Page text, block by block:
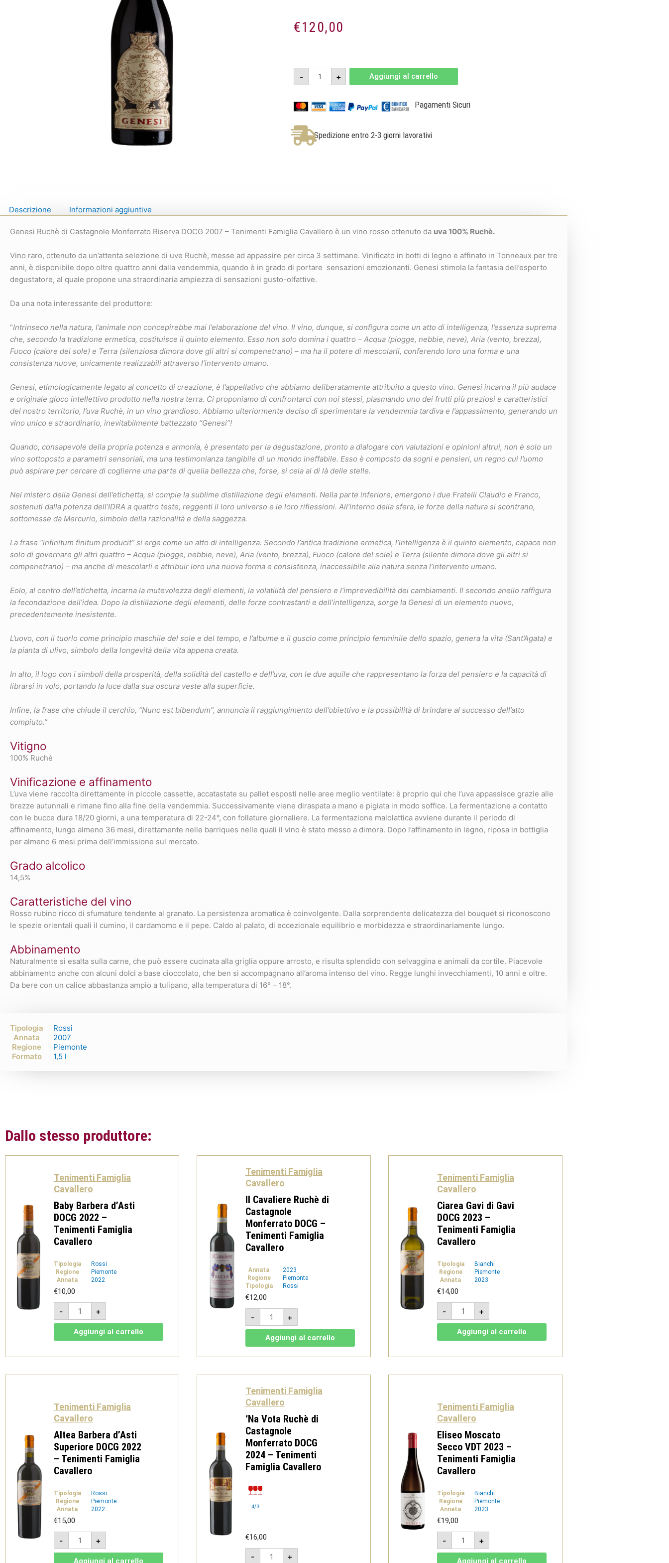
€120,00
-
Genesi
Ruchè
di
Monferrato
Riserva
1,5l
2007
-
+ Aggiungi al carrello
Pagamenti Sicuri
Spedizione entro 2-3 giorni lavorativi
Descrizione Informazioni aggiuntive
Genesi Ruchè di Castagnole Monferrato Riserva DOCG 2007 – Tenimenti Famiglia Cavallero è un vino rosso ottenuto da uva 100% Ruchè.
Vino raro, ottenuto da un’attenta selezione di uve Ruchè, messe ad appassire per circa 3 settimane. Vinificato in botti di legno e affinato in Tonneaux per tre
anni, è disponibile dopo oltre quattro anni dalla vendemmia, quando è in grado di portare sensazioni emozionanti. Genesi stimola la fantasia dell’esperto
degustatore, al quale propone una straordinaria ampiezza di sensazioni gusto-olfattive.
Da una nota interessante del produttore:
“Intrinseco nella natura, l’animale non concepirebbe mai l’elaborazione del vino. Il vino, dunque, si configura come un atto di intelligenza, l’essenza suprema
che, secondo la tradizione ermetica, costituisce il quinto elemento. Esso non solo domina i quattro – Acqua (piogge, nebbie, neve), Aria (vento, brezza),
Fuoco (calore del sole) e Terra (silenziosa dimora dove gli altri si compenetrano) – ma ha il potere di mescolarli, conferendo loro una forma e una
consistenza nuove, unicamente realizzabili attraverso l’intervento umano.
Genesi, etimologicamente legato al concetto di creazione, è l’appellativo che abbiamo deliberatamente attribuito a questo vino. Genesi incarna il più audace
e originale gioco intellettivo prodotto nella nostra terra. Ci proponiamo di confrontarci con noi stessi, plasmando uno dei frutti più preziosi e caratteristici
del nostro territorio, l’uva Ruchè, in un vino grandioso. Abbiamo ulteriormente deciso di sperimentare la vendemmia tardiva e l’appassimento, generando un
vino unico e straordinario, inevitabilmente battezzato “Genesi”!
Quando, consapevole della propria potenza e armonia, è presentato per la degustazione, pronto a dialogare con valutazioni e opinioni altrui, non è solo un
vino sottoposto a parametri sensoriali, ma una testimonianza tangibile di un mondo ineffabile. Esso è composto da sogni e pensieri, un regno cui l’uomo
può aspirare per cercare di coglierne una parte di quella bellezza che, forse, si cela al di là delle stelle.
Nel mistero della Genesi dell’etichetta, si compie la sublime distillazione degli elementi. Nella parte inferiore, emergono i due Fratelli Claudio e Franco,
sostenuti dalla potenza dell’IDRA a quattro teste, reggenti il loro universo e le loro riflessioni. All’interno della sfera, le forze della natura si scontrano,
sottomesse da Mercurio, simbolo della razionalità e della saggezza.
La frase “infinitum finitum producit” si erge come un atto di intelligenza. Secondo l’antica tradizione ermetica, l’intelligenza è il quinto elemento, capace non
solo di governare gli altri quattro – Acqua (piogge, nebbie, neve), Aria (vento, brezza), Fuoco (calore del sole) e Terra (silente dimora dove gli altri si
compenetrano) – ma anche di mescolarli e attribuir loro una nuova forma e consistenza, inaccessibile alla natura senza l’intervento umano.
Eolo, al centro dell’etichetta, incarna la mutevolezza degli elementi, la volatilità del pensiero e l’imprevedibilità dei cambiamenti. Il secondo anello raffigura
la fecondazione dell’idea. Dopo la distillazione degli elementi, delle forze contrastanti e dell’intelligenza, sorge la Genesi di un elemento nuovo,
precedentemente inesistente.
L’uovo, con il tuorlo come principio maschile del sole e del tempo, e l’albume e il guscio come principio femminile dello spazio, genera la vita (Sant’Agata) e
la pianta di ulivo, simbolo della longevità della vita appena creata.
In alto, il logo con i simboli della prosperità, della solidità del castello e dell’uva, con le due aquile che rappresentano la forza del pensiero e la capacità di
librarsi in volo, portando la luce dalla sua oscura veste alla superficie.
Infine, la frase che chiude il cerchio, “Nunc est bibendum”, annuncia il raggiungimento dell’obiettivo e la possibilità di brindare al successo dell’atto
compiuto.”
Vitigno
100% Ruchè
Vinificazione e affinamento
L’uva viene raccolta direttamente in piccole cassette, accatastate su pallet esposti nelle aree meglio ventilate: è proprio qui che l’uva appassisce grazie alle
brezze autunnali e rimane fino alla fine della vendemmia. Successivamente viene diraspata a mano e pigiata in modo soffice. La fermentazione a contatto
con le bucce dura 18/20 giorni, a una temperatura di 22-24°, con follature giornaliere. La fermentazione malolattica avviene durante il periodo di
affinamento, lungo almeno 36 mesi, direttamente nelle barriques nelle quali il vino è stato messo a dimora. Dopo l’affinamento in legno, riposa in bottiglia
per almeno 6 mesi prima dell’immissione sul mercato.
Grado alcolico
14,5%
Caratteristiche del vino
Rosso rubino ricco di sfumature tendente al granato. La persistenza aromatica è coinvolgente. Dalla sorprendente delicatezza del bouquet si riconoscono
le spezie orientali quali il cumino, il cardamomo e il pepe. Caldo al palato, di eccezionale equilibrio e morbidezza e straordinariamente lungo.
Abbinamento
Naturalmente si esalta sulla carne, che può essere cucinata alla griglia oppure arrosto, e risulta splendido con selvaggina e animali da cortile. Piacevole
abbinamento anche con alcuni dolci a base cioccolato, che ben si accompagnano all’aroma intenso del vino. Regge lunghi invecchiamenti, 10 anni e oltre.
Da bere con un calice abbastanza ampio a tulipano, alla temperatura di 16° – 18°.
Tipologia
Rossi
Annata
2007
Regione
Piemonte
Formato
1,5 l
Dallo stesso produttore:
Tenimenti Famiglia
Cavallero
Baby Barbera d’Asti
DOCG 2022 –
Tenimenti Famiglia
Cavallero
Tipologia
Rossi
Regione
Piemonte
Annata
2022
€10,00
-
Baby
Barbera
d'Asti
DOCG
2022
-
Famiglia
quantità
+
Aggiungi al carrello
Tenimenti Famiglia
Cavallero
Il Cavaliere Ruchè di
Castagnole
Monferrato DOCG –
Tenimenti Famiglia
Cavallero
Annata
2023
Regione
Piemonte
Tipologia
Rossi
€12,00
-
Il
Cavaliere
Ruchè
Castagnole
Monferrato
DOCG
Cavallero
quantità
+
Aggiungi al carrello
Tenimenti Famiglia
Cavallero
Ciarea Gavi di Gavi
DOCG 2023 –
Tenimenti Famiglia
Cavallero
Tipologia
Bianchi
Regione
Piemonte
Annata
2023
€14,00
-
Ciarea
Gavi
di
Gavi
DOCG
2023
Tenimenti
Cavallero
+
Aggiungi al carrello
Tenimenti Famiglia
Cavallero
Altea Barbera d’Asti
Superiore DOCG 2022
– Tenimenti Famiglia
Cavallero
Tipologia
Rossi
Regione
Piemonte
Annata
2022
€15,00
-
Altea
Barbera
d'Asti
Superiore
+
Aggiungi al carrello
Tenimenti Famiglia
Cavallero
‘Na Vota Ruchè di
Castagnole
Monferrato DOCG
2024 – Tenimenti
Famiglia Cavallero
4/3
€16,00
-
'Na
Vota +
Tenimenti Famiglia
Cavallero
Eliseo Moscato
Secco VDT 2023 –
Tenimenti Famiglia
Cavallero
Tipologia
Bianchi
Regione
Piemonte
Annata
2023
€19,00
-
Eliseo
Moscato
Secco
VDT
+
Aggiungi al carrello